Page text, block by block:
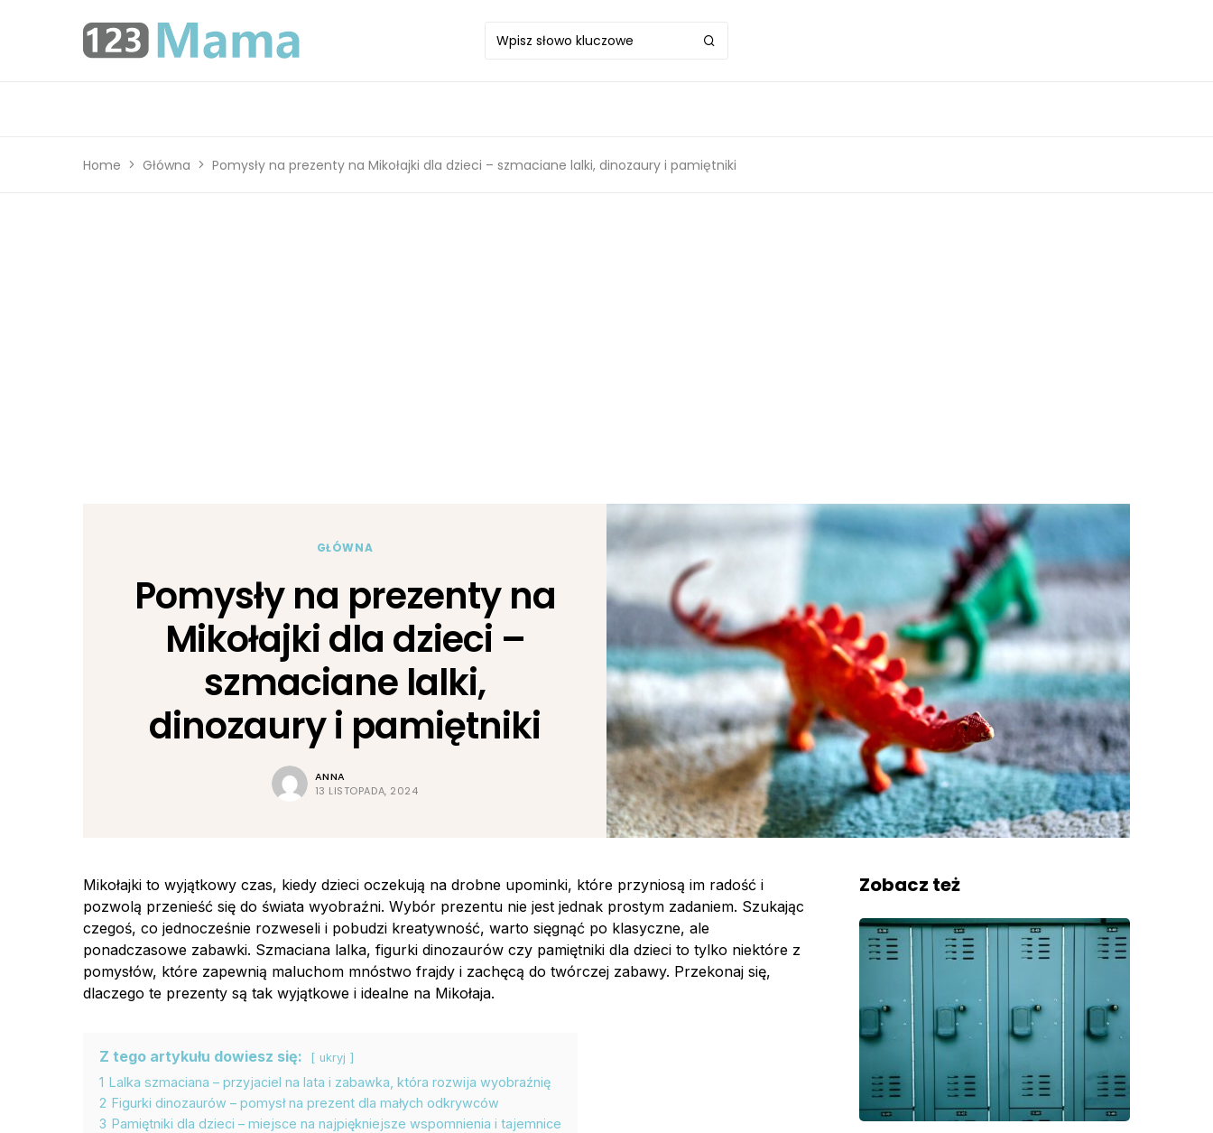
Home Główna Pomysły na prezenty na Mikołajki dla dzieci – szmaciane lalki, dinozaury i pamiętniki
GŁÓWNA
Pomysły na prezenty na
Mikołajki dla dzieci –
szmaciane lalki,
dinozaury i pamiętniki
ANNA
13 LISTOPADA, 2024
Mikołajki to wyjątkowy czas, kiedy dzieci oczekują na drobne upominki, które przyniosą im radość i
pozwolą przenieść się do świata wyobraźni. Wybór prezentu nie jest jednak prostym zadaniem. Szukając
czegoś, co jednocześnie rozweseli i pobudzi kreatywność, warto sięgnąć po klasyczne, ale
ponadczasowe zabawki. Szmaciana lalka, figurki dinozaurów czy pamiętniki dla dzieci to tylko niektóre z
pomysłów, które zapewnią maluchom mnóstwo frajdy i zachęcą do twórczej zabawy. Przekonaj się,
dlaczego te prezenty są tak wyjątkowe i idealne na Mikołaja.
Z tego artykułu dowiesz się: ukryj
1 Lalka szmaciana – przyjaciel na lata i zabawka, która rozwija wyobraźnię
2 Figurki dinozaurów – pomysł na prezent dla małych odkrywców
3 Pamiętniki dla dzieci – miejsce na najpiękniejsze wspomnienia i tajemnice
Zobacz też